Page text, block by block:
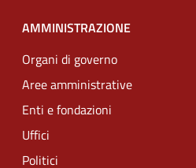
AMMINISTRAZIONE
Organi di governo
Aree amministrative
Enti e fondazioni
Uffici
Politici